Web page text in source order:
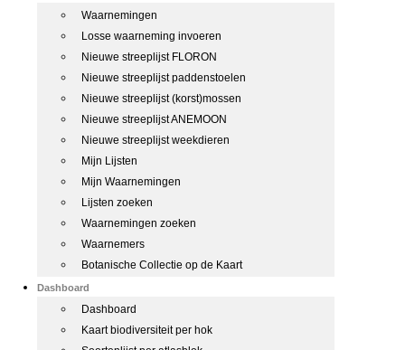
Waarnemingen
Losse waarneming invoeren
Nieuwe streeplijst FLORON
Nieuwe streeplijst paddenstoelen
Nieuwe streeplijst (korst)mossen
Nieuwe streeplijst ANEMOON
Nieuwe streeplijst weekdieren
Mijn Lijsten
Mijn Waarnemingen
Lijsten zoeken
Waarnemingen zoeken
Waarnemers
Botanische Collectie op de Kaart
Dashboard
Dashboard
Kaart biodiversiteit per hok